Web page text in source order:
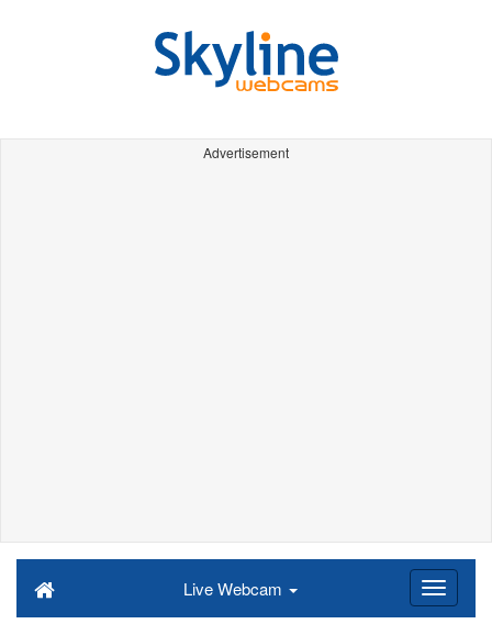
Advertisement
Live Webcam